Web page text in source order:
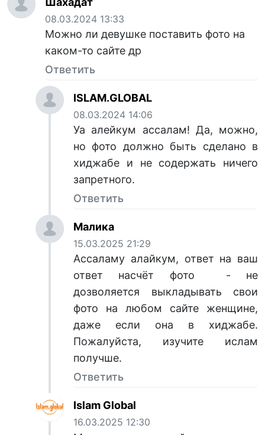
08.03.2024 13:33
Можно ли девушке поставить фото на
каком-то сайте др
Ответить
ISLAM.GLOBAL
08.03.2024 14:06
Уа алейкум ассалам! Да, можно,
но фото должно быть сделано в
хиджабе и не содержать ничего
запретного.
Ответить
Малика
15.03.2025 21:29
Ассаламу алайкум, ответ на ваш
ответ насчёт фото - не
дозволяется выкладывать свои
фото на любом сайте женщине,
даже если она в хиджабе.
Пожалуйста, изучите ислам
получше.
Ответить
Islam Global
16.03.2025 12:30